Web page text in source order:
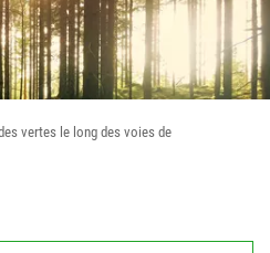
vertes le long des voies de